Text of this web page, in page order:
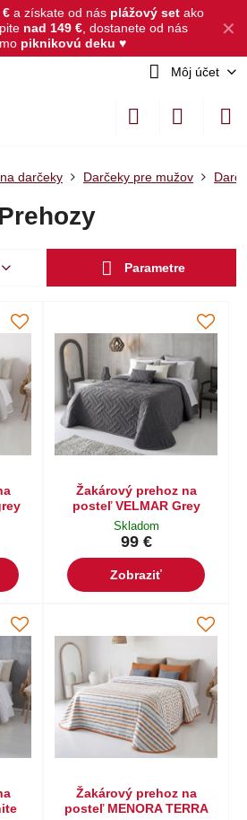
✕
€ a získate od nás plážový set ako
nad 149 € , dostanete od nás
piknikovú deku ♥
Môj účet
darčeky Darčeky pre mužov
Parametre
Žakárový prehoz na
posteľ VELMAR Grey
Skladom
99 €
Zobraziť
Žakárový prehoz na
posteľ MENORA TERRA